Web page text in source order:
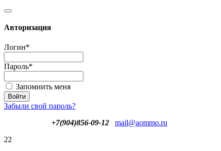
Авторизация
Логин*
Пароль*
Запомнить меня
Забыли свой пароль?
+7(904)856-09-12
mail@aommo.ru
22